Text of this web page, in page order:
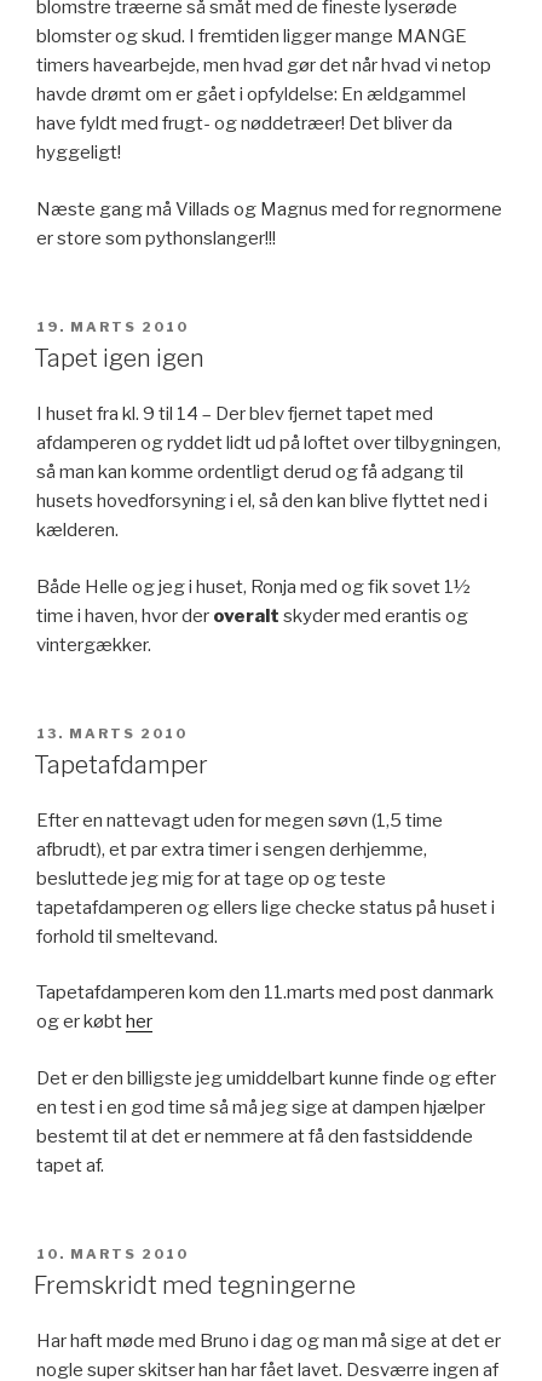
blomstre træerne så småt med de fineste lyserøde
blomster og skud. I fremtiden ligger mange MANGE
timers havearbejde, men hvad gør det når hvad vi netop
havde drømt om er gået i opfyldelse: En ældgammel
have fyldt med frugt- og nøddetræer! Det bliver da
hyggeligt!
Næste gang må Villads og Magnus med for regnormene
er store som pythonslanger!!!
UDGIVET
DEN
19. MARTS 2010
Tapet igen igen
I huset fra kl. 9 til 14 – Der blev fjernet tapet med
afdamperen og ryddet lidt ud på loftet over tilbygningen,
så man kan komme ordentligt derud og få adgang til
husets hovedforsyning i el, så den kan blive flyttet ned i
kælderen.
Både Helle og jeg i huset, Ronja med og fik sovet 1½
time i haven, hvor der overalt skyder med erantis og
vintergækker.
UDGIVET
DEN
13. MARTS 2010
Tapetafdamper
Efter en nattevagt uden for megen søvn (1,5 time
afbrudt), et par extra timer i sengen derhjemme,
besluttede jeg mig for at tage op og teste
tapetafdamperen og ellers lige checke status på huset i
forhold til smeltevand.
Tapetafdamperen kom den 11.marts med post danmark
og er købther
Det er den billigste jeg umiddelbart kunne finde og efter
en test i en god time så må jeg sige at dampen hjælper
bestemt til at det er nemmere at få den fastsiddende
tapet af.
UDGIVET
DEN
10. MARTS 2010
Fremskridt med tegningerne
Har haft møde med Bruno i dag og man må sige at det er
nogle super skitser han har fået lavet. Desværre ingen af